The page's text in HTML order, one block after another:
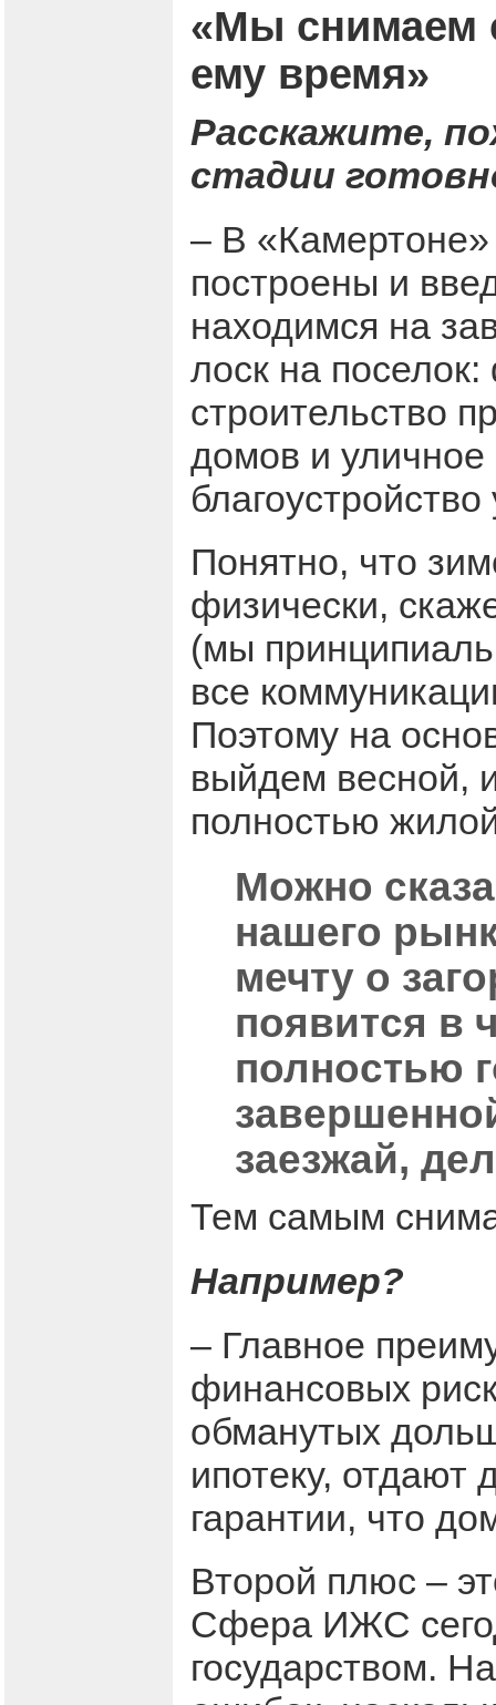
«Мы снимаем
ему время»
Расскажите,
стадии
– В
построены и
находимся на
лоск на
строительство
домов и
Понятно, что
физически,
(мы
все
Поэтому на
выйдем весной,
полностью
Можно
нашего
мечту о
появится в
полностью
заезжай,
Тем самым
Например?
– Главное
финансовых
обманутых
ипотеку, отдают
гарантии, что
Второй плюс –
Сфера ИЖС
государством.